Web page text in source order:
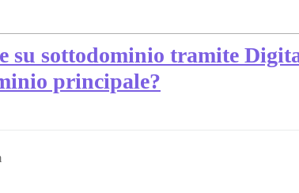
su sottodominio tramite
principale?